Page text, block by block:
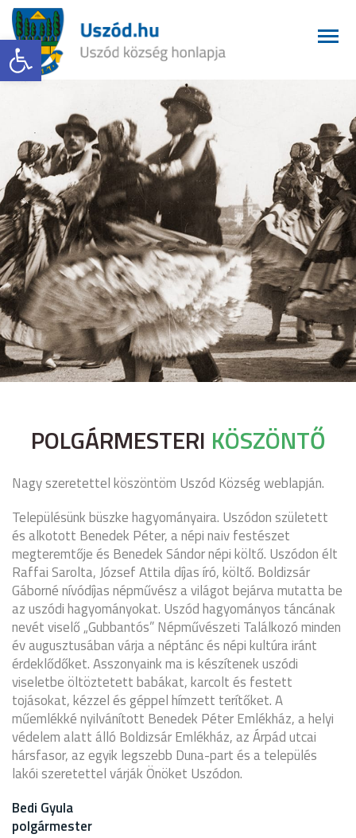
Eszköztár megnyitása
POLGÁRMESTERI KÖSZÖNTŐ
Nagy szeretettel köszöntöm Uszód Község weblapján.
Településünk büszke hagyományaira. Uszódon született
és alkotott Benedek Péter, a népi naiv festészet
megteremtője és Benedek Sándor népi költő. Uszódon élt
Raffai Sarolta, József Attila díjas író, költő. Boldizsár
Gáborné nívódíjas népművész a világot bejárva mutatta be
az uszódi hagyományokat. Uszód hagyományos táncának
nevét viselő „Gubbantós” Népművészeti Találkozó minden
év augusztusában várja a néptánc és népi kultúra iránt
érdeklődőket. Asszonyaink ma is készítenek uszódi
viseletbe öltöztetett babákat, karcolt és festett
tojásokat, kézzel és géppel hímzett terítőket. A
műemlékké nyilvánított Benedek Péter Emlékház, a helyi
védelem alatt álló Boldizsár Emlékház, az Árpád utcai
hársfasor, az egyik legszebb Duna-part és a település
lakói szeretettel várják Önöket Uszódon.
Bedi Gyula
polgármester